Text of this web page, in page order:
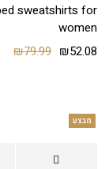
sweatshirts for
women
₪79.99 ₪52.08
מבצע